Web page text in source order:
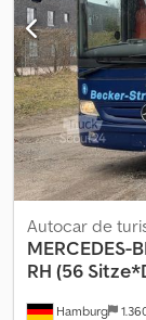
Preț net: 44.000
tehnică la fața
confirmare
declarație de la
plăcuțe de
inspecție și un
în weekend,
transferul
Facebook.
Hamburg
Autocar de
MERCEDES-
RH (56